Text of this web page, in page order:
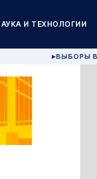
И ТЕХНОЛОГИИ
▶ВЫБОРЫ